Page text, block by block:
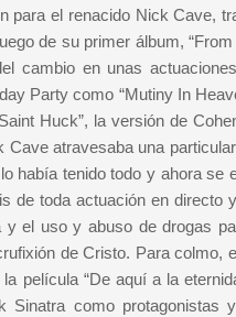
para el renacido Nick Cave,
de su primer álbum,
cambio en unas
Party como “Mutiny In
Huck”, la versión de
atravesaba una
había tenido todo y ahora
de toda actuación en
y el uso y abuso de drogas
de Cristo. Para
película “De aquí a la
como protagonistas